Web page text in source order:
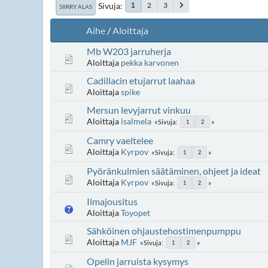
SIIRRY ALAS Sivuja 1 2 3
Aihe/Aloittaja
Mb W203 jarruherja
Aloittaja pekka karvonen
Cadillacin etujarrut laahaa
Aloittajaspike
Mersun levyjarrut vinkuu
Aloittaja isalmela Sivuja 1 2
Camry vaeltelee
Aloittaja Kyrpov Sivuja 1 2
Pyöränkulmien säätäminen, ohjeet ja ideat
Aloittaja Kyrpov Sivuja 1 2
Ilmajousitus
AloittajaToyopet
Sähköinen ohjaustehostimenpumppu
Aloittaja MJF Sivuja 1 2
Opelin jarruista kysymys